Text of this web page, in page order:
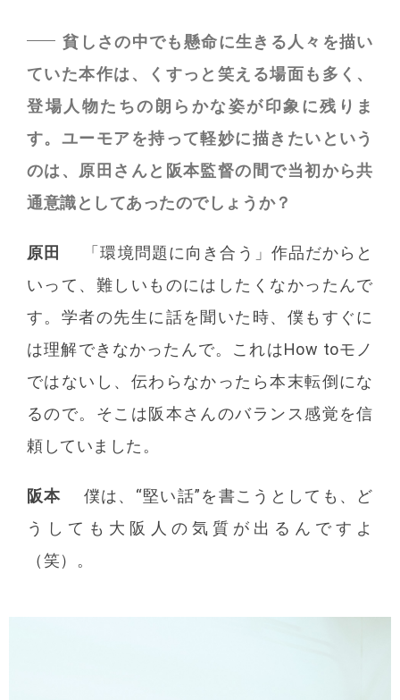
貧しさの中でも懸命に生きる人々を描い
ていた本作は、くすっと笑える場面も多く、
登場人物たちの朗らかな姿が印象に残りま
す。ユーモアを持って軽妙に描きたいという
のは、原田さんと阪本監督の間で当初から共
通意識としてあったのでしょうか？
原田
「環境問題に向き合う」作品だからと
いって、難しいものにはしたくなかったんで
す。学者の先生に話を聞いた時、僕もすぐに
は理解できなかったんで。これはHow toモノ
ではないし、伝わらなかったら本末転倒にな
るので。そこは阪本さんのバランス感覚を信
頼していました。
阪本
僕は、“堅い話”を書こうとしても、ど
うしても大阪人の気質が出るんですよ
（笑）。